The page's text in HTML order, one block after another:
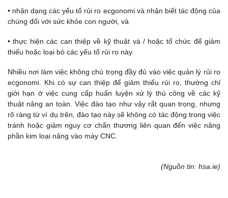
• nhận dạng các yếu tố rủi ro ecgonomi và nhận biết tác động của
chúng đối với sức khỏe con người, và
• thực hiện các can thiệp về kỹ thuật và / hoặc tổ chức để giảm
thiểu hoặc loại bỏ các yếu tố rủi ro này.
Nhiều nơi làm việc không chú trọng đầy đủ vào việc quản lý rủi ro
ecgonomi. Khi có sự can thiệp để giảm thiểu rủi ro, thường chỉ
giới hạn ở việc cung cấp huấn luyện xử lý thủ công về các kỹ
thuật nâng an toàn. Việc đào tạo như vậy rất quan trọng, nhưng
rõ ràng từ ví dụ trên, đào tạo này sẽ không có tác động trong việc
tránh hoặc giảm nguy cơ chấn thương liên quan đến việc nâng
phần kim loại nặng vào máy CNC.
(Nguồn tin: hsa.ie)